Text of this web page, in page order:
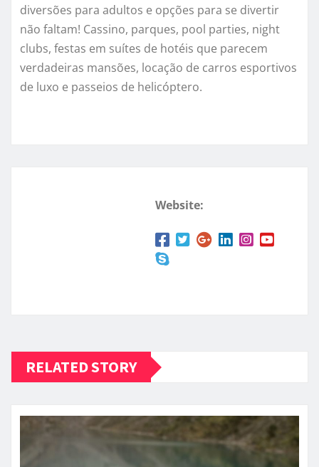
diversões para adultos e opções para se divertir
não faltam! Cassino, parques, pool parties, night
clubs, festas em suítes de hotéis que parecem
verdadeiras mansões, locação de carros esportivos
de luxo e passeios de helicóptero.
Website:
RELATED STORY